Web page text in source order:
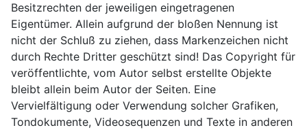
Besitzrechten der jeweiligen eingetragenen
Eigentümer. Allein aufgrund der bloßen Nennung ist
nicht der Schluß zu ziehen, dass Markenzeichen nicht
durch Rechte Dritter geschützt sind! Das Copyright für
veröffentlichte, vom Autor selbst erstellte Objekte
bleibt allein beim Autor der Seiten. Eine
Vervielfältigung oder Verwendung solcher Grafiken,
Tondokumente, Videosequenzen und Texte in anderen